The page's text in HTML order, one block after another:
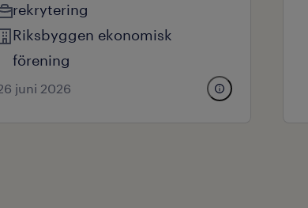
rekrytering
Riksbyggen ekonomisk
förening
juni 2026